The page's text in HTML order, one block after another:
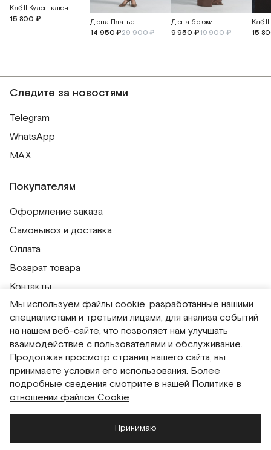
Кле́ II Кулон-ключ
15 800 ₽
Дюна Платье
14 950 ₽29 900 ₽
Дюна брюки
9 950 ₽19 900 ₽
Кле́
15
Следите за новостями
Telegram
WhatsApp
MAX
Покупателям
Оформление заказа
Самовывоз и доставка
Оплата
Возврат товара
Контакты
Публичная оферта
Политика обработки персональных данных
Политика использования сессионных файлов
Согласие на получение рассылок
Согласие на обработку персональных данных
Система привилегий
Мы используем файлы cookie, разработанные нашими
специалистами и третьими лицами, для анализа событий
на нашем веб-сайте, что позволяет нам улучшать
взаимодействие с пользователями и обслуживание.
Продолжая просмотр страниц нашего сайта, вы
принимаете условия его использования. Более
подробные сведения смотрите в нашей Политике в
отношении файлов Cookie
Принимаю